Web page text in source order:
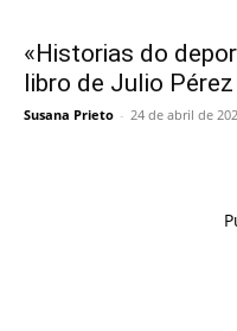
«Historias do
libro de Julio Pérez
Susana Prieto - 24 de abril de